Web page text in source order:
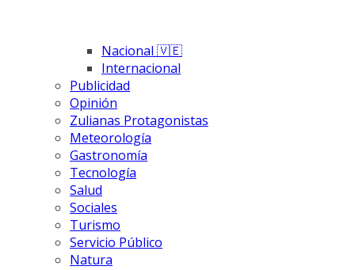
Nacional 🇻🇪
Internacional
Publicidad
Opinión
Zulianas Protagonistas
Meteorología
Gastronomía
Tecnología
Salud
Sociales
Turismo
Servicio Público
Natura